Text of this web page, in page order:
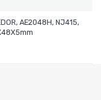
AE2048H, NJ415,